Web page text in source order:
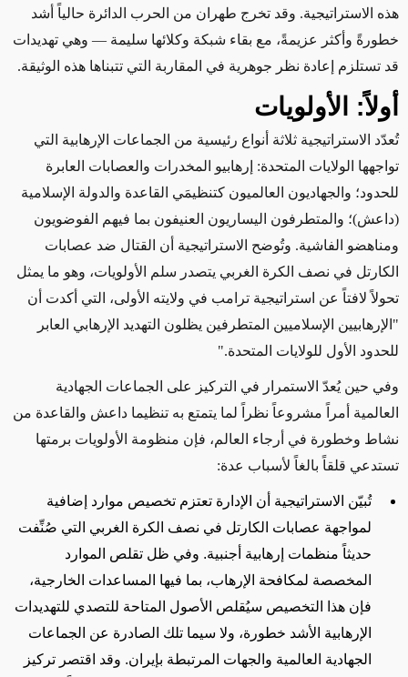
هذه الاستراتيجية. وقد تخرج طهران من الحرب الدائرة حالياً أشد
خطورةً وأكثر عزيمةً، مع بقاء شبكة وكلائها سليمة — وهي تهديدات
قد تستلزم إعادة نظر جوهرية في المقاربة التي تتبناها هذه الوثيقة.
أولاً: الأولويات
تُعدّد الاستراتيجية ثلاثة أنواع رئيسية من الجماعات الإرهابية التي
تواجهها الولايات المتحدة: إرهابيو المخدرات والعصابات العابرة
للحدود؛ والجهاديون العالميون كتنظيمَي القاعدة والدولة الإسلامية
(داعش)؛ والمتطرفون اليساريون العنيفون بما فيهم الفوضويون
ومناهضو الفاشية. وتُوضح الاستراتيجية أن القتال ضد عصابات
الكارتل في نصف الكرة الغربي يتصدر سلم الأولويات، وهو ما يمثل
تحولاً لافتاً عن استراتيجية ترامب في ولايته الأولى، التي أكدت أن
"الإرهابيين الإسلاميين المتطرفين يظلون التهديد الإرهابي العابر
للحدود الأول للولايات المتحدة."
وفي حين يُعدّ الاستمرار في التركيز على الجماعات الجهادية
العالمية أمراً مشروعاً نظراً لما يتمتع به تنظيما داعش والقاعدة من
نشاط وخطورة في أرجاء العالم، فإن منظومة الأولويات برمتها
تستدعي قلقاً بالغاً لأسباب عدة:
تُبيّن الاستراتيجية أن الإدارة تعتزم تخصيص موارد إضافية
لمواجهة عصابات الكارتل في نصف الكرة الغربي التي صُنِّفت
حديثاً منظمات إرهابية أجنبية. وفي ظل تقلص الموارد
المخصصة لمكافحة الإرهاب، بما فيها المساعدات الخارجية،
فإن هذا التخصيص سيُقلص الأصول المتاحة للتصدي للتهديدات
الإرهابية الأشد خطورة، ولا سيما تلك الصادرة عن الجماعات
الجهادية العالمية والجهات المرتبطة بإيران. وقد اقتصر تركيز